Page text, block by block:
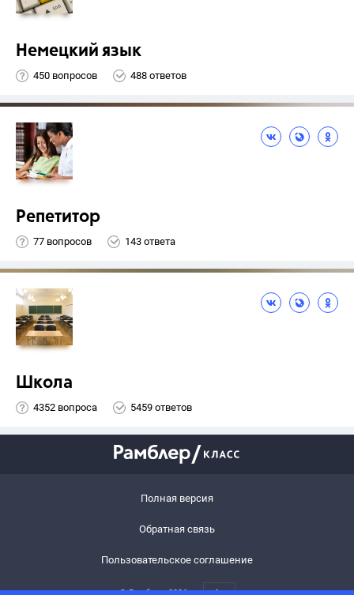
Немецкий язык
450 вопросов 488 ответов
Репетитор
77 вопросов 143 ответа
Школа
4352 вопроса 5459 ответов
Полная версия
Обратная связь
Пользовательское соглашение